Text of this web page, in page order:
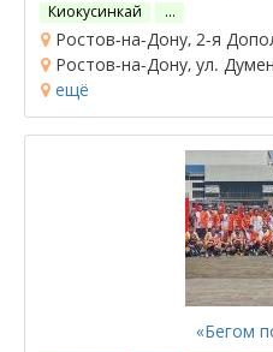
Киокусинкай
…
Ростов-на-Дону, 2-я
Ростов-на-Дону, ул.
ещё
«Бегом